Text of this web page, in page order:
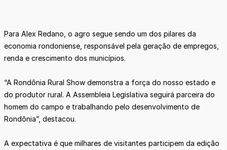
Para Alex Redano, o agro segue sendo um dos pilares da
economia rondoniense, responsável pela geração de empregos,
renda e crescimento dos municípios.
“A Rondônia Rural Show demonstra a força do nosso estado e
do produtor rural. A Assembleia Legislativa seguirá parceira do
homem do campo e trabalhando pelo desenvolvimento de
Rondônia”, destacou.
A expectativa é que milhares de visitantes participem da edição